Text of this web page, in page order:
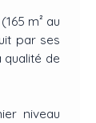
m² au
par ses
qualité de
niveau